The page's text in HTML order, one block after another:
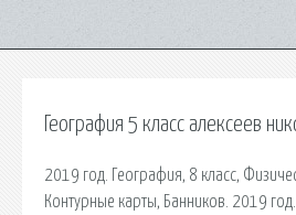
География 5 класс алексеев
2019 год. География, 8 класс,
Контурные карты, Банников. 2019